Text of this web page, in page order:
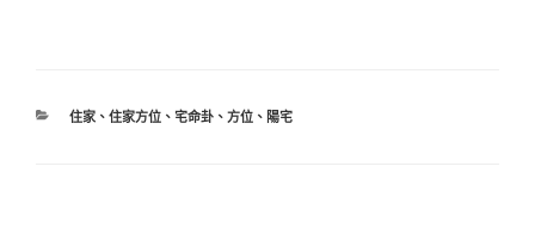
住家、 住家方位、 宅命卦、 方位、 陽宅